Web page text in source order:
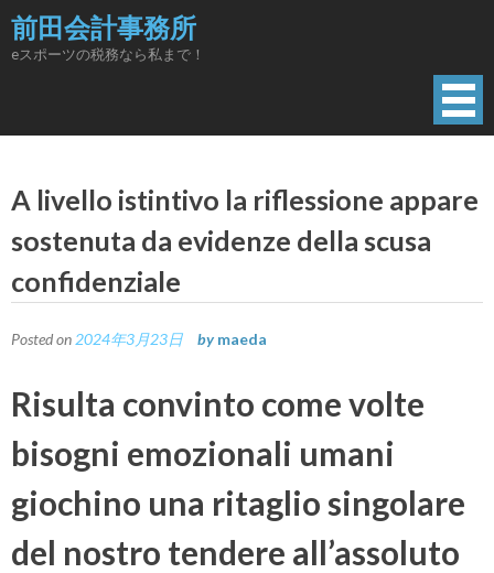
Skip
to
content
前田会計事務所
eスポーツの税務なら私まで！
A livello istintivo la riflessione appare
sostenuta da evidenze della scusa
confidenziale
Posted on 2024年3月23日 by maeda
Risulta convinto come volte
bisogni emozionali umani
giochino una ritaglio singolare
del nostro tendere all’assoluto